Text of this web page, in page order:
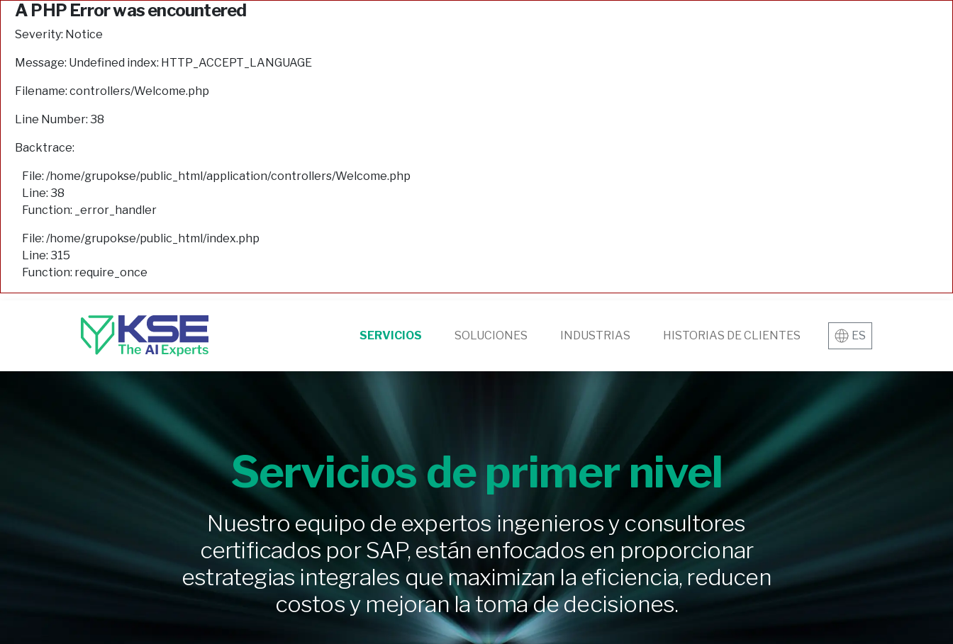
A PHP Error was encountered
Severity: Notice
Message: Undefined index: HTTP_ACCEPT_LANGUAGE
Filename: controllers/Welcome.php
Line Number: 38
Backtrace:
File: /home/grupokse/public_html/application/controllers/Welcome.php
Line: 38
Function: _error_handler
File: /home/grupokse/public_html/index.php
Line: 315
Function: require_once
SERVICIOS SOLUCIONES INDUSTRIAS HISTORIAS DE CLIENTES ES
Servicios de primer nivel
Nuestro equipo de expertos ingenieros y consultores
certificados por SAP, están enfocados en proporcionar
estrategias integrales que maximizan la eficiencia, reducen
costos y mejoran la toma de decisiones.